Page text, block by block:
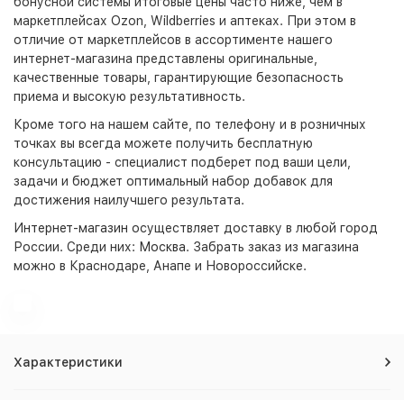
маркетплейсах Ozon, Wildberries и аптеках. При этом в
отличие от маркетплейсов в ассортименте нашего
интернет-магазина представлены оригинальные,
качественные товары, гарантирующие безопасность
приема и высокую результативность.
Кроме того на нашем сайте, по телефону и в розничных
точках вы всегда можете получить бесплатную
консультацию - специалист подберет под ваши цели,
задачи и бюджет оптимальный набор добавок для
достижения наилучшего результата.
Интернет-магазин осуществляет доставку в любой город
России. Среди них: Москва. Забрать заказ из магазина
можно в Краснодаре, Анапе и Новороссийске.
Характеристики